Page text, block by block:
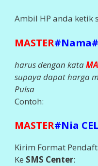
Ambil HP anda ketik
MASTER
harus dengan kata
supaya dapat harga
Pulsa
Contoh:
MASTER#Nia
Kirim Format
Ke SMS Center: